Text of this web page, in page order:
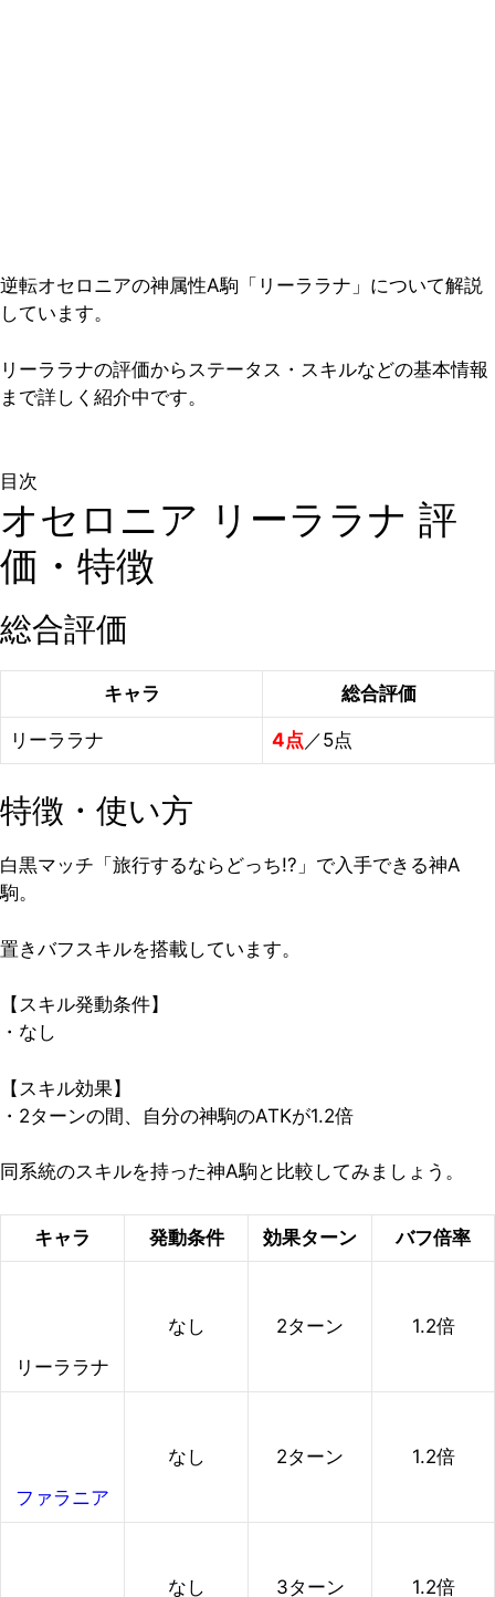
逆転オセロニアの神属性A駒「リーララナ」について解説
しています。
リーララナの評価からステータス・スキルなどの基本情報
まで詳しく紹介中です。
目次
オセロニア リーララナ 評
価・特徴
総合評価
キャラ 総合評価
リーララナ 4点 ／5点
特徴・使い方
白黒マッチ「旅行するならどっち!?」で入手できる神A
駒。
置きバフスキルを搭載しています。
【スキル発動条件】
・なし
【スキル効果】
・2ターンの間、自分の神駒のATKが1.2倍
同系統のスキルを持った神A駒と比較してみましょう。
キャラ 発動条件 効果ターン バフ倍率
リーララナ
なし 2ターン 1.2倍
ファラニア
なし 2ターン 1.2倍
なし 3ターン 1.2倍